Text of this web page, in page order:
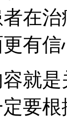
在
有信
就
要